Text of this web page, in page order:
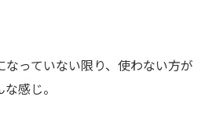
なっていない限り、使わない方が
感じ。